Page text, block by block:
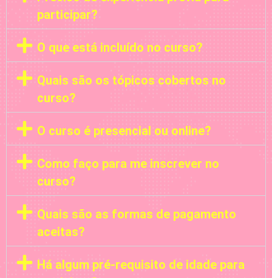
participar?
O que está incluído no curso?
Quais são os tópicos cobertos no
curso?
O curso é presencial ou online?
Como faço para me inscrever no
curso?
Quais são as formas de pagamento
aceitas?
Há algum pré-requisito de idade para